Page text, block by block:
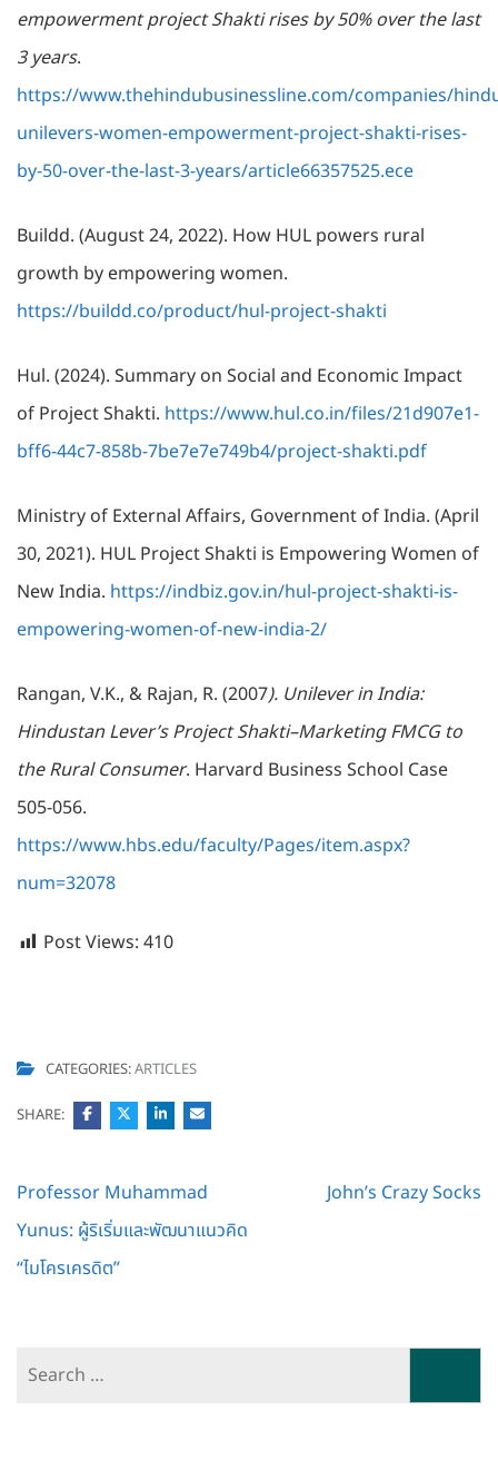
empowerment project Shakti rises by 50% over the last
3 years.
https://www.thehindubusinessline.com/companies/
unilevers-women-empowerment-project-shakti-rises-
by-50-over-the-last-3-years/article66357525.ece
Buildd. (August 24, 2022). How HUL powers rural
growth by empowering women.
https://buildd.co/product/hul-project-shakti
Hul. (2024). Summary on Social and Economic Impact
of Project Shakti. https://www.hul.co.in/files/21d907e1-
bff6-44c7-858b-7be7e7e749b4/project-shakti.pdf
Ministry of External Affairs, Government of India. (April
30, 2021). HUL Project Shakti is Empowering Women of
New India. https://indbiz.gov.in/hul-project-shakti-is-
empowering-women-of-new-india-2/
Rangan, V.K., & Rajan, R. (2007). Unilever in India:
Hindustan Lever’s Project Shakti–Marketing FMCG to
the Rural Consumer. Harvard Business School Case
505-056.
https://www.hbs.edu/faculty/Pages/item.aspx?
num=32078
Post Views: 410
CATEGORIES:ARTICLES
SHARE:
Post
navigation
Professor Muhammad
Yunus: ผู้ริเริ่มและพัฒนาแนวคิด
“ไมโครเครดิต”
John’s Crazy Socks